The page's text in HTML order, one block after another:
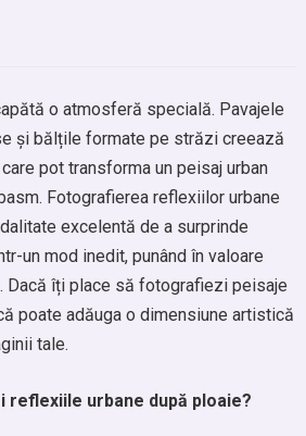
o atmosferă specială. Pavajele
și bălțile formate pe străzi creează
pot transforma un peisaj urban
Fotografierea reflexiilor urbane
excelentă de a surprinde
un mod inedit, punând în valoare
Dacă îți place să fotografiezi peisaje
poate adăuga o dimensiune artistică
tale.
urbane după ploaie?